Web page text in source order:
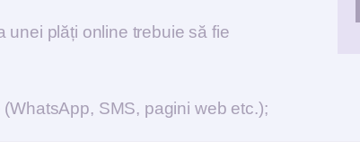
unei plăți online trebuie să fie
SMS, pagini web etc.);